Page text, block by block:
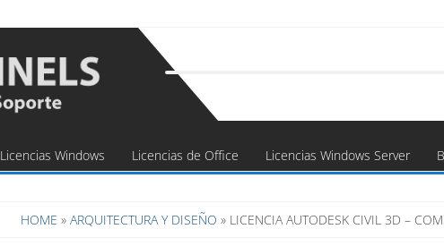
Licencias Windows Licencias de Office Licencias Windows Server
HOME » ARQUITECTURA Y DISEÑO » LICENCIA AUTODESK CIVIL 3D –